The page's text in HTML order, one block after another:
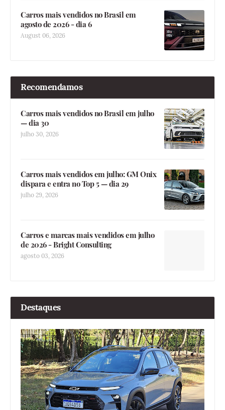
Carros mais vendidos no Brasil em
agosto de 2026 - dia 6
August 06, 2026
Recomendamos
Carros mais vendidos no Brasil em julho
— dia 30
julho 30, 2026
Carros mais vendidos em julho: GM Onix
dispara e entra no Top 5 — dia 29
julho 29, 2026
Carros e marcas mais vendidos em julho
de 2026 - Bright Consulting
agosto 03, 2026
Destaques